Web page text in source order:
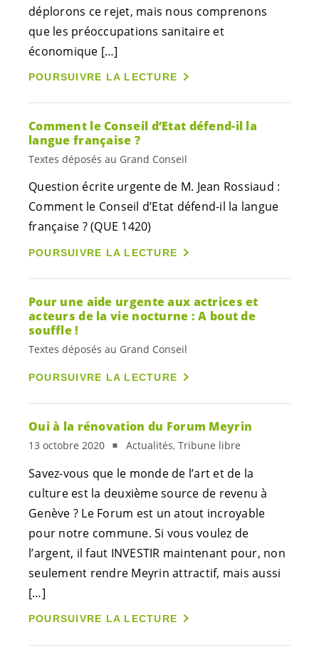
déplorons ce rejet, mais nous comprenons
que les préoccupations sanitaire et
économique […]
POURSUIVRE LA LECTURE
Comment le Conseil d’Etat défend-il la
langue française ?
Textes déposés au Grand Conseil
Question écrite urgente de M. Jean Rossiaud :
Comment le Conseil d’Etat défend-il la langue
française ? (QUE 1420)
POURSUIVRE LA LECTURE
Pour une aide urgente aux actrices et
acteurs de la vie nocturne : A bout de
souffle !
Textes déposés au Grand Conseil
POURSUIVRE LA LECTURE
Oui à la rénovation du Forum Meyrin
13 octobre 2020 Actualités, Tribune libre
Savez-vous que le monde de l’art et de la
culture est la deuxième source de revenu à
Genève ? Le Forum est un atout incroyable
pour notre commune. Si vous voulez de
l’argent, il faut INVESTIR maintenant pour, non
seulement rendre Meyrin attractif, mais aussi
[…]
POURSUIVRE LA LECTURE